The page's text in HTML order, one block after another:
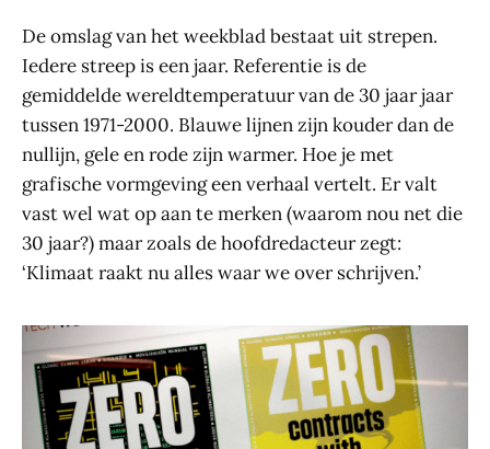
De omslag van het weekblad bestaat uit strepen.
Iedere streep is een jaar. Referentie is de
gemiddelde wereldtemperatuur van de 30 jaar jaar
tussen 1971-2000. Blauwe lijnen zijn kouder dan de
nullijn, gele en rode zijn warmer. Hoe je met
grafische vormgeving een verhaal vertelt. Er valt
vast wel wat op aan te merken (waarom nou net die
30 jaar?) maar zoals de hoofdredacteur zegt:
‘Klimaat raakt nu alles waar we over schrijven.’